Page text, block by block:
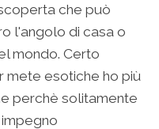
che può
l'angolo di casa o
mondo. Certo
mete esotiche ho più
perchè solitamente